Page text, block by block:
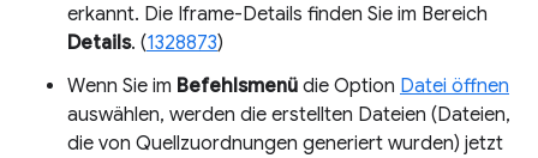
erkannt. Die Iframe-Details finden Sie im Bereich
Details. (1328873)
Wenn Sie im Befehlsmenü die Option Datei öffnen
auswählen, werden die erstellten Dateien (Dateien,
die von Quellzuordnungen generiert wurden) jetzt